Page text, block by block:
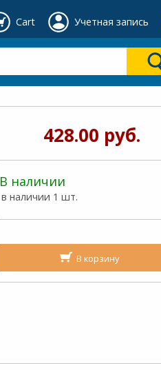
Cart Учетная запись
428.00 руб.
В наличии
в наличии 1 шт.
В корзину